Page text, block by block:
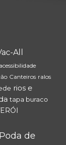
All
Canteiros ralos
rios e
tapa buraco
Poda de